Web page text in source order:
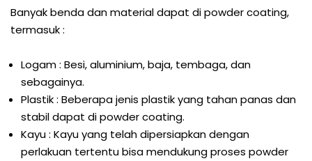
Banyak benda dan material dapat di powder coating,
termasuk :
Logam : Besi, aluminium, baja, tembaga, dan
sebagainya.
Plastik : Beberapa jenis plastik yang tahan panas dan
stabil dapat di powder coating.
Kayu : Kayu yang telah dipersiapkan dengan
perlakuan tertentu bisa mendukung proses powder